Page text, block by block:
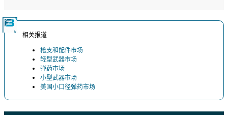
相关报道
枪支和配件市场
轻型武器市场
弹药市场
小型武器市场
美国小口径弹药市场